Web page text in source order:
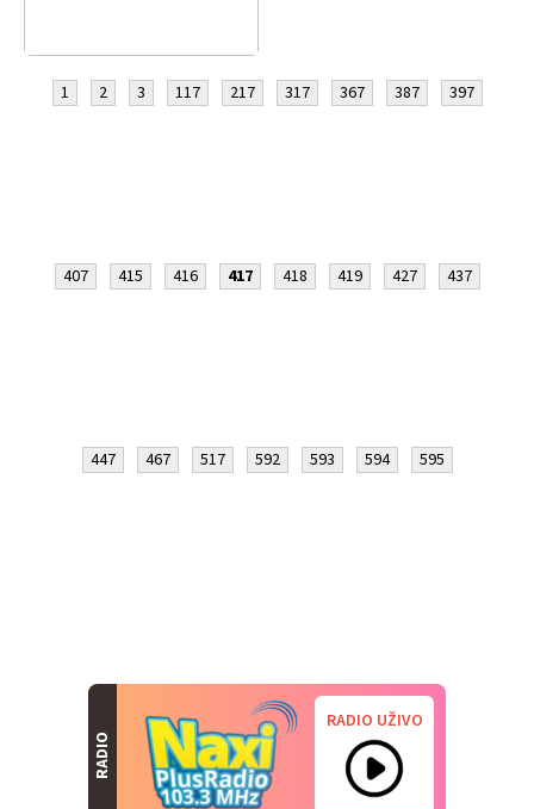
1 2 3 117 217 317 367 387 397
407 415 416 417 418 419 427 437
447 467 517 592 593 594 595
RADIO
RADIO UŽIVO